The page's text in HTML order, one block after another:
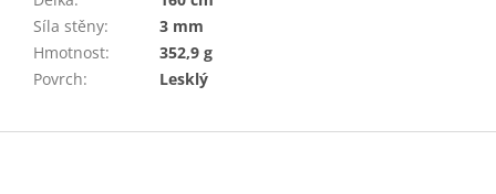
Síla stěny:
3 mm
Hmotnost:
352,9 g
Povrch: Lesklý
Z